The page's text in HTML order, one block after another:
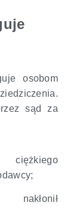
osobom
sąd za